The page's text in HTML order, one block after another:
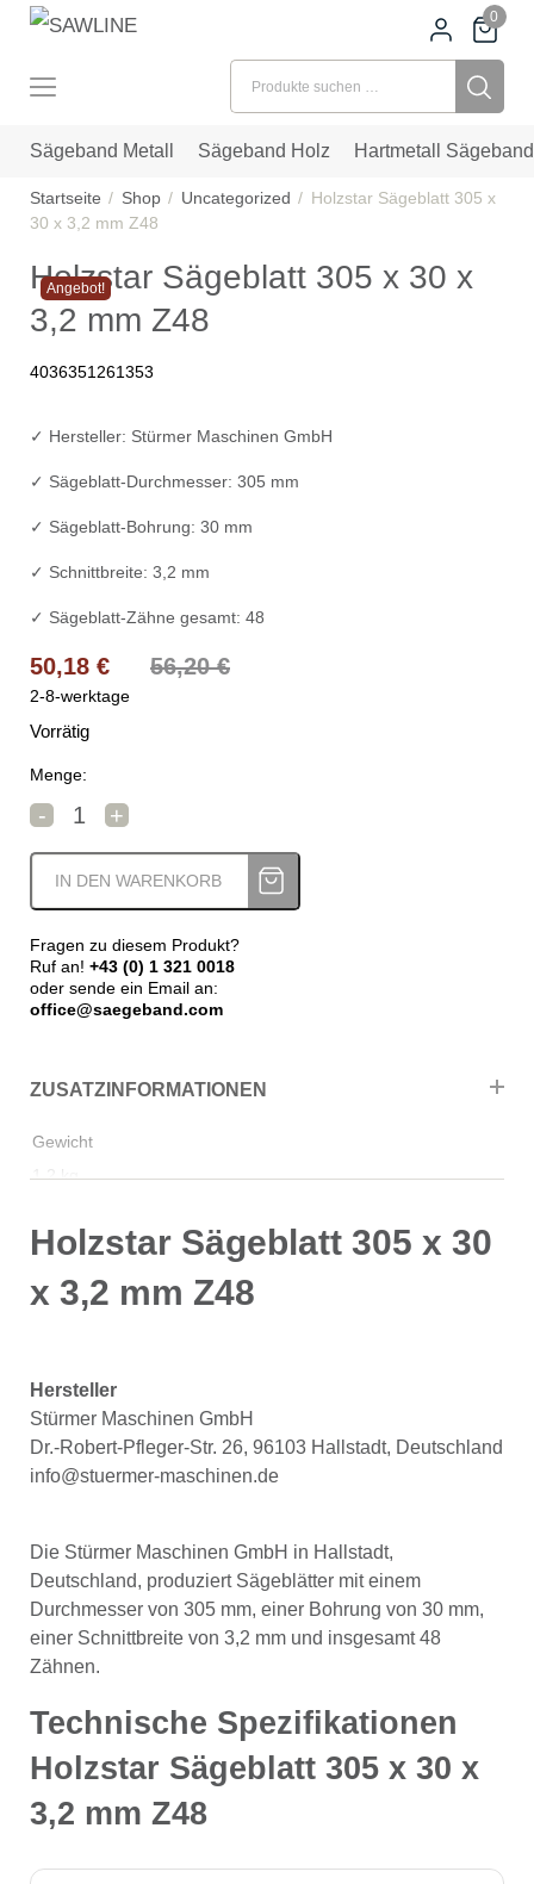
0
Suchen nach:
Sägeband Metall Sägeband Holz Hartmetall Sägeband
Startseite Shop Uncategorized
Holzstar Sägeblatt 305 x
30 x 3,2 mm Z48
Holzstar Sägeblatt 305 x 30 x
3,2 mm Z48
4036351261353
Angebot!
✓ Hersteller: Stürmer Maschinen GmbH
✓ Sägeblatt-Durchmesser: 305 mm
✓ Sägeblatt-Bohrung: 30 mm
✓ Schnittbreite: 3,2 mm
✓ Sägeblatt-Zähne gesamt: 48
56,20€
Ursprünglicher Preis war: 56,20 €
50,18 €
Aktueller Preis ist: 50,18 €.
2-8-werktage
Vorrätig
Menge:
-
Holzstar Sägeblatt 305 x 30 x 3,2 mm Z48 Menge
+
IN DEN WARENKORB
Fragen zu diesem Produkt?
Ruf an! +43 (0) 1 321 0018
oder sende ein Email an:
office@saegeband.com
ZUSATZINFORMATIONEN
Gewicht
1,2 kg
Holzstar Sägeblatt 305 x 30
x 3,2 mm Z48
Hersteller
Stürmer Maschinen GmbH
Dr.-Robert-Pfleger-Str. 26, 96103 Hallstadt, Deutschland
info@stuermer-maschinen.de
Die Stürmer Maschinen GmbH in Hallstadt,
Deutschland, produziert Sägeblätter mit einem
Durchmesser von 305 mm, einer Bohrung von 30 mm,
einer Schnittbreite von 3,2 mm und insgesamt 48
Zähnen.
Technische Spezifikationen
Holzstar Sägeblatt 305 x 30 x
3,2 mm Z48